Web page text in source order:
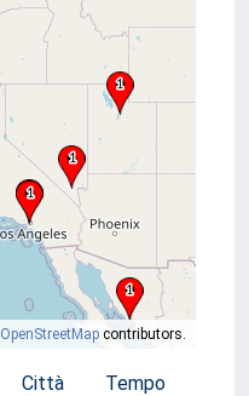
OpenStreetMap contributors.
Città Tempo